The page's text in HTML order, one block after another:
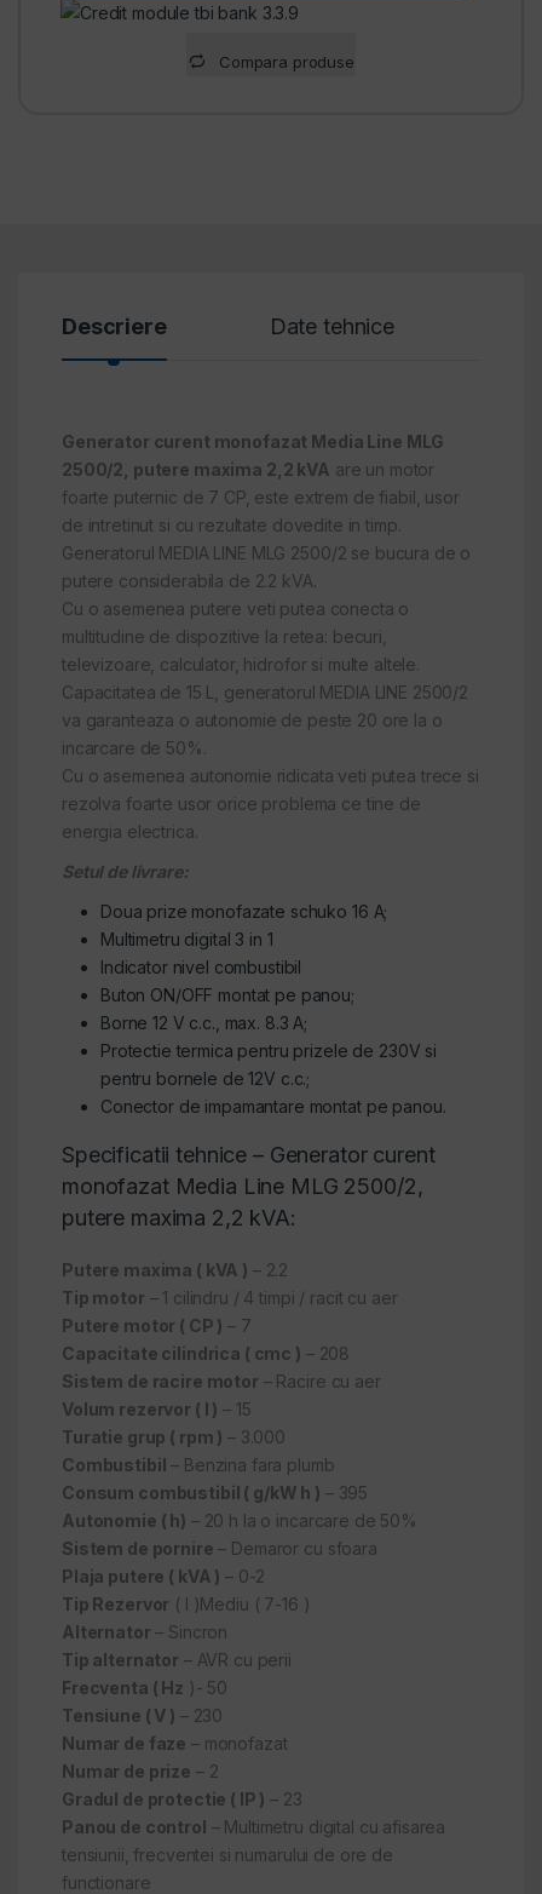
Compara produse
Descriere Date tehnice
Generator curent monofazat Media Line MLG
2500/2, putere maxima 2,2 kVA are un motor
foarte puternic de 7 CP, este extrem de fiabil, usor
de intretinut si cu rezultate dovedite in timp.
Generatorul MEDIA LINE MLG 2500/2 se bucura de o
putere considerabila de 2.2 kVA.
Cu o asemenea putere veti putea conecta o
multitudine de dispozitive la retea: becuri,
televizoare, calculator, hidrofor si multe altele.
Capacitatea de 15 L, generatorul MEDIA LINE 2500/2
va garanteaza o autonomie de peste 20 ore la o
incarcare de 50%.
Cu o asemenea autonomie ridicata veti putea trece si
rezolva foarte usor orice problema ce tine de
energia electrica.
Setul de livrare:
Doua prize monofazate schuko 16 A;
Multimetru digital 3 in 1
Indicator nivel combustibil
Buton ON/OFF montat pe panou;
Borne 12 V c.c., max. 8.3 A;
Protectie termica pentru prizele de 230V si
pentru bornele de 12V c.c.;
Conector de impamantare montat pe panou.
Specificatii tehnice – Generator curent
monofazat Media Line MLG 2500/2,
putere maxima 2,2 kVA:
Putere maxima ( kVA ) – 2.2
Tip motor – 1 cilindru / 4 timpi / racit cu aer
Putere motor ( CP ) – 7
Capacitate cilindrica ( cmc ) – 208
Sistem de racire motor – Racire cu aer
Volum rezervor ( l ) – 15
Turatie grup ( rpm ) – 3.000
Combustibil – Benzina fara plumb
Consum combustibil ( g/kW h ) – 395
Autonomie ( h) – 20 h la o incarcare de 50%
Sistem de pornire – Demaror cu sfoara
Plaja putere ( kVA ) – 0-2
Tip Rezervor ( l )Mediu ( 7-16 )
Alternator – Sincron
Tip alternator – AVR cu perii
Frecventa ( Hz )- 50
Tensiune ( V ) – 230
Numar de faze – monofazat
Numar de prize – 2
Gradul de protectie ( IP ) – 23
Panou de control – Multimetru digital cu afisarea
tensiunii, frecventei si numarului de ore de
functionare